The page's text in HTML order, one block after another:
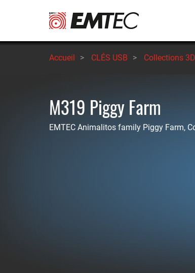
principal
Accueil > CLÉS USB > Collections 3D
M319 Piggy Farm
EMTEC Animalitos family Piggy Farm,